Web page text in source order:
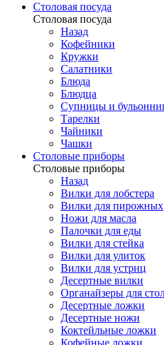
Столовая посуда
Столовая посуда
Назад
Кофейники
Кружки
Салатники
Блюда
Блюдца
Супницы и
Тарелки
Чайники
Чашки
Cтоловые приборы
Cтоловые приборы
Назад
Вилки для лобстера
Вилки для пирожных
Ножи для масла
Палочки для еды
Вилки для стейка
Вилки для улиток
Вилки для устриц
Десертные вилки
Органайзеры для
Десертные ложки
Десертные ножи
Коктейльные ложки
Кофейные ложки